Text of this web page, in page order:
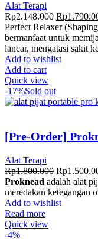
Alat Terapi
Rp2.148.000 Rp
Perfect Relaxer
bermanfaat untuk
lancar, mengatasi sakit
Add to wishlist
Add to cart
Quick view
-17%Sold out
[Pre-Order]
Alat Terapi
Rp1.800.000 Rp
Proknead adalah alat
meredakan ketegangan
Add to wishlist
Read more
Quick view
-4%